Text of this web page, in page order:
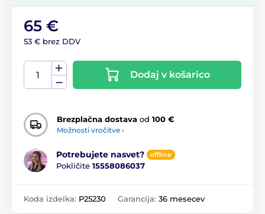
65 €
53 € brez DDV
Dodaj v košarico
Brezplačna dostava od 100 €
Možnosti vročitve ›
Potrebujete nasvet? offline
Pokličite 15558086037
Koda izdelka: P25230 Garancija: 36 mesecev